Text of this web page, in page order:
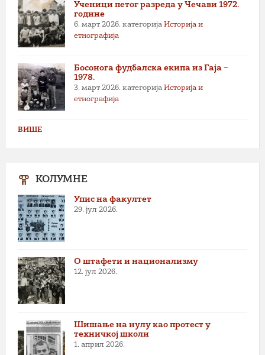
Ученици петог разреда у Чечави 1972.
године
6. март 2026. категорија Историја и
етнографија
Босонога фудбалска екипа из Гаја –
1978.
3. март 2026. категорија Историја и
етнографија
ВИШЕ
КОЛУМНЕ
Упис на факултет
29. јул 2026.
О штафети и национализму
12. јул 2026.
Шишање на нулу као протест у
техничкој школи
1. април 2026.